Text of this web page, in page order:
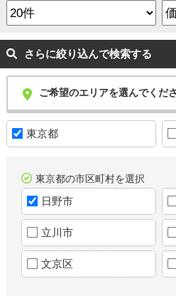
さらに絞り込んで検索する
ご希望のエリアを選んでくだ
東京都
東京都の市区町村を選択
日野市
立川市
文京区